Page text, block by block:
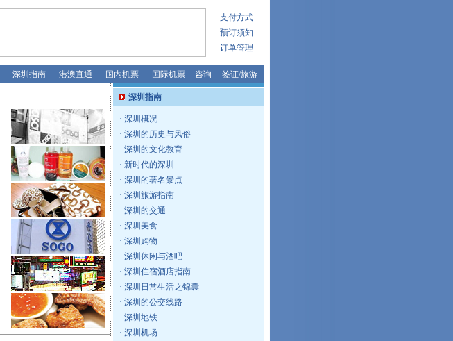
支付方式
预订须知
订单管理
深圳指南 港澳直通 国内机票 国际机票 咨询 签证/旅游
深圳指南
· 深圳概况
· 深圳的历史与风俗
· 深圳的文化教育
· 新时代的深圳
· 深圳的著名景点
· 深圳旅游指南
· 深圳的交通
· 深圳美食
· 深圳购物
· 深圳休闲与酒吧
· 深圳住宿酒店指南
· 深圳日常生活之锦囊
· 深圳的公交线路
· 深圳地铁
· 深圳机场